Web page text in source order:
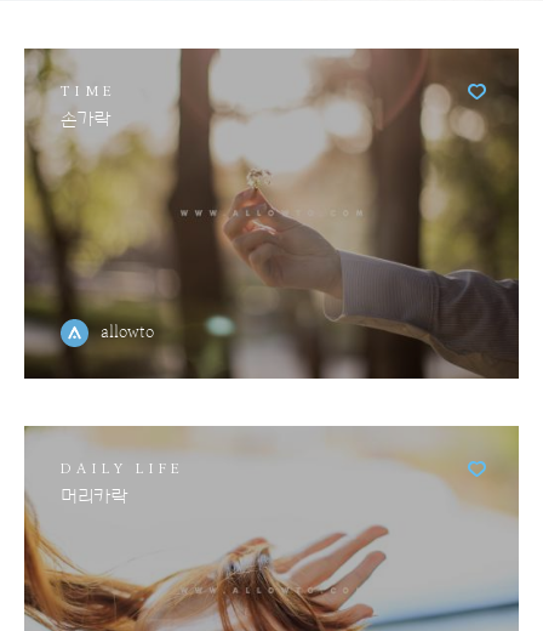
TIME
손가락
allowto
DAILY LIFE
머리카락